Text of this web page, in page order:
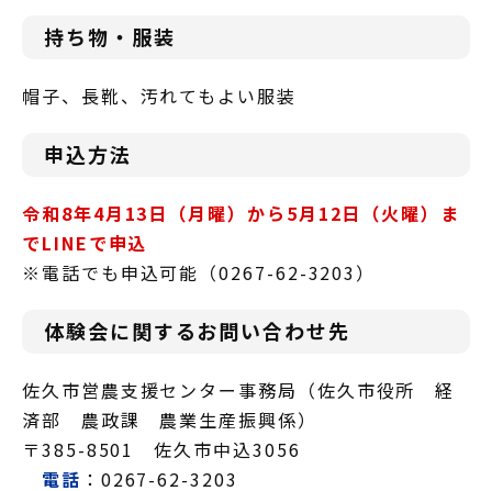
持ち物・服装
帽子、長靴、汚れてもよい服装
申込方法
令和8年4月13日（月曜）から5月12日（火曜）ま
でLINEで申込
※電話でも申込可能（0267-62-3203）
体験会に関するお問い合わせ先
佐久市営農支援センター事務局（佐久市役所 経
済部 農政課 農業生産振興係）
〒385-8501 佐久市中込3056
電話 ：0267-62-3203